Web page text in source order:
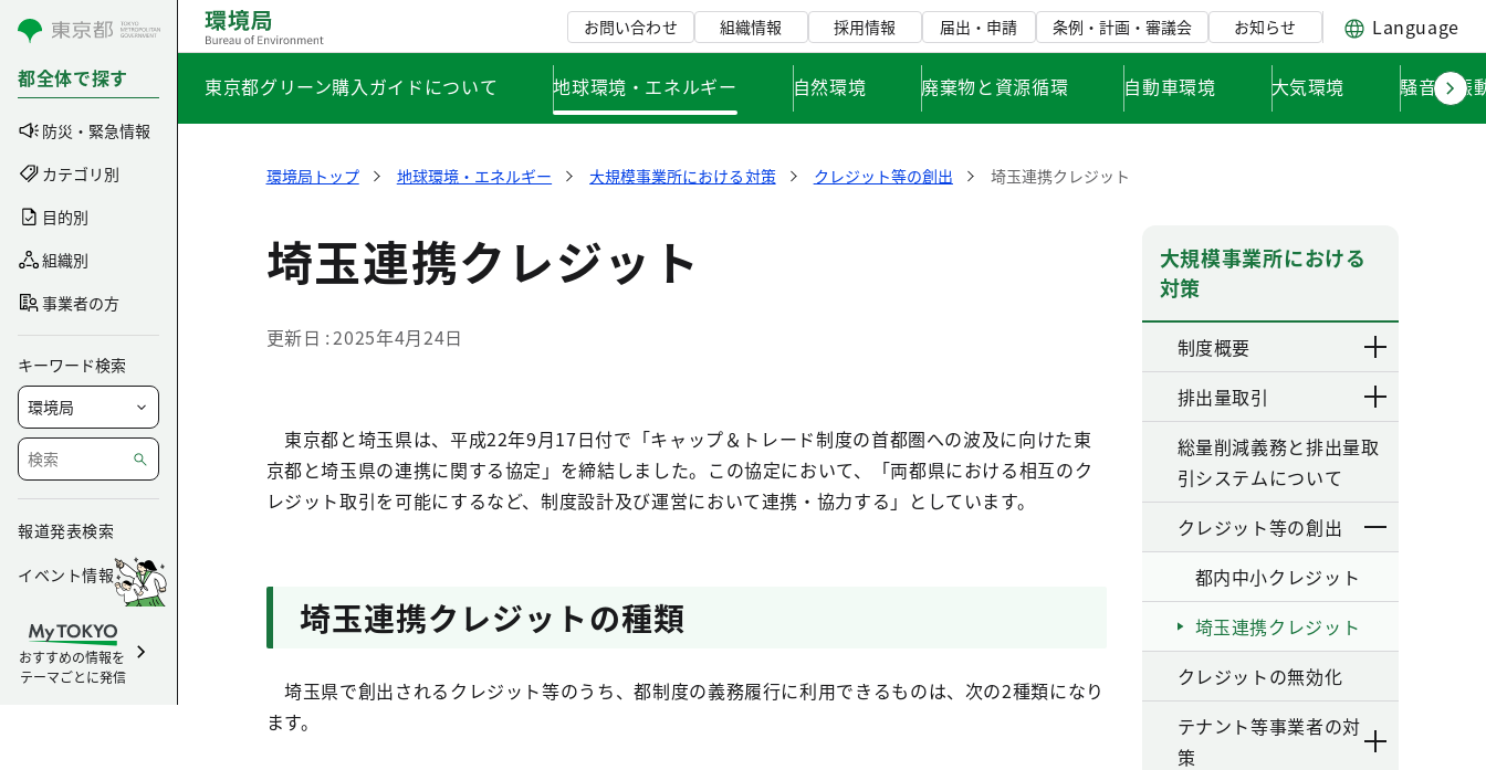
コンテンツにスキップ
都全体で探す
防災・緊急情報
カテゴリ別
目的別
組織別
事業者の方
キーワード検索
報道発表検索
イベント情報
おすすめの情報を
テーマごとに発信
お問い合わせ 組織情報 採用情報 届出・申請 条例・計画・審議会 お知らせ Language
東京都グリーン購入ガイドについて 地球環境・エネルギー 自然環境 廃棄物と資源循環 自動車環境 大気環境 騒音・振
環境局トップ 地球環境・エネルギー 大規模事業所における対策 クレジット等の創出 埼玉連携クレジット
埼玉連携クレジット
更新日 2025年4月24日
東京都と埼玉県は、平成22年9月17日付で「キャップ＆トレード制度の首都圏への波及に向けた東
京都と埼玉県の連携に関する協定」を締結しました。この協定において、「両都県における相互のク
レジット取引を可能にするなど、制度設計及び運営において連携・協力する」としています。
埼玉連携クレジットの種類
埼玉県で創出されるクレジット等のうち、都制度の義務履行に利用できるものは、次の2種類になり
ます。
大規模事業所における
対策
制度概要
排出量取引
総量削減義務と排出量取
引システムについて
クレジット等の創出
都内中小クレジット
埼玉連携クレジット
クレジットの無効化
テナント等事業者の対
策